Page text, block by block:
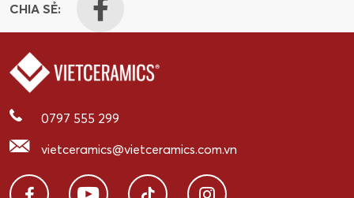
CHIA SẺ:
0797 555 299
vietceramics@vietceramics.com.vn